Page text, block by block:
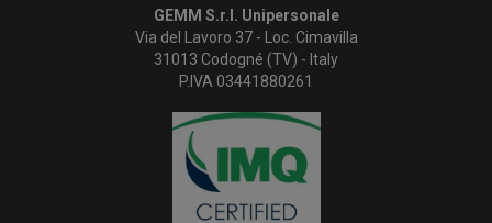
GEMM S.r.l. Unipersonale
Via del Lavoro 37 - Loc. Cimavilla
31013 Codogné (TV) - Italy
P.IVA 03441880261